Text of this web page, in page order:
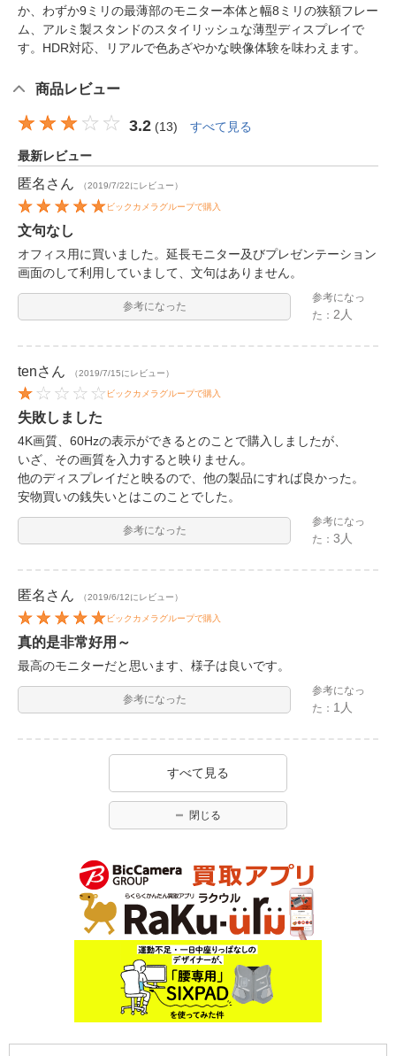
か、わずか9ミリの最薄部のモニター本体と幅8ミリの狭額フレー
ム、アルミ製スタンドのスタイリッシュな薄型ディスプレイで
す。HDR対応、リアルで色あざやかな映像体験を味わえます。
商品レビュー
3.2 (13) すべて見る
最新レビュー
匿名 さん （2019/7/22にレビュー）
ビックカメラグループで購入
文句なし
オフィス用に買いました。延長モニター及びプレゼンテーション
画面のして利用していまして、文句はありません。
参考になった
参考になっ
た： 2人
tenさん （2019/7/15にレビュー）
ビックカメラグループで購入
失敗しました
4K画質、60Hzの表示ができるとのことで購入しましたが、
いざ、その画質を入力すると映りません。
他のディスプレイだと映るので、他の製品にすれば良かった。
安物買いの銭失いとはこのことでした。
参考になった
参考になっ
た：3人
匿名 さん （2019/6/12にレビュー）
ビックカメラグループで購入
真的是非常好用～
最高のモニターだと思います、様子は良いです。
参考になった
参考になっ
た： 1人
すべて見る
閉じる